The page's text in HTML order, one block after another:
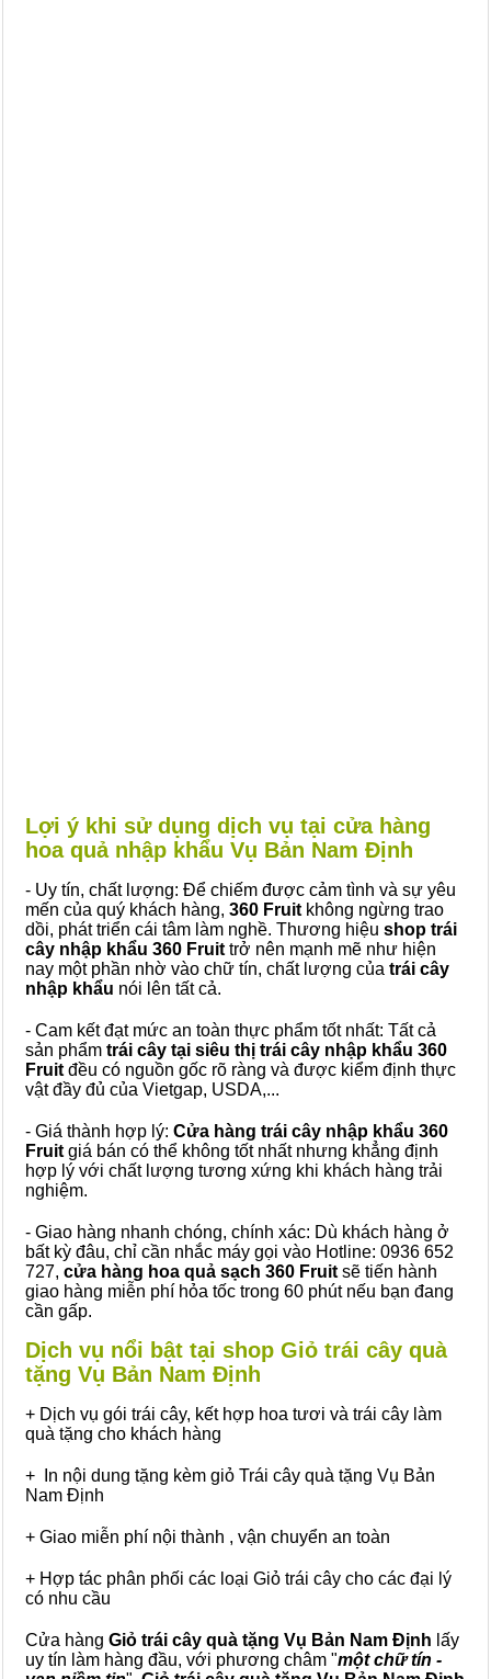
Lợi ý khi sử dụng dịch vụ tại cửa hàng
hoa quả nhập khẩu Vụ Bản Nam Định
- Uy tín, chất lượng: Để chiếm được cảm tình và sự yêu
mến của quý khách hàng, 360 Fruit không ngừng trao
dồi, phát triển cái tâm làm nghề. Thương hiệu shop trái
cây nhập khẩu 360 Fruit trở nên mạnh mẽ như hiện
nay một phần nhờ vào chữ tín, chất lượng của trái cây
nhập khẩu nói lên tất cả.
- Cam kết đạt mức an toàn thực phẩm tốt nhất: Tất cả
sản phẩm trái cây tại siêu thị trái cây nhập khẩu 360
Fruit đều có nguồn gốc rõ ràng và được kiểm định thực
vật đầy đủ của Vietgap, USDA,...
- Giá thành hợp lý: Cửa hàng trái cây nhập khẩu 360
Fruit giá bán có thể không tốt nhất nhưng khẳng định
hợp lý với chất lượng tương xứng khi khách hàng trải
nghiệm.
- Giao hàng nhanh chóng, chính xác: Dù khách hàng ở
bất kỳ đâu, chỉ cần nhắc máy gọi vào Hotline: 0936 652
727, cửa hàng hoa quả sạch 360 Fruit sẽ tiến hành
giao hàng miễn phí hỏa tốc trong 60 phút nếu bạn đang
cần gấp.
Dịch vụ nổi bật tại shop Giỏ trái cây quà
tặng Vụ Bản Nam Định
+ Dịch vụ gói trái cây, kết hợp hoa tươi và trái cây làm
quà tặng cho khách hàng
+ In nội dung tặng kèm giỏ Trái cây quà tặng Vụ Bản
Nam Định
+ Giao miễn phí nội thành , vận chuyển an toàn
+ Hợp tác phân phối các loại Giỏ trái cây cho các đại lý
có nhu cầu
Cửa hàng Giỏ trái cây quà tặng Vụ Bản Nam Định lấy
uy tín làm hàng đầu, với phương châm "một chữ tín -